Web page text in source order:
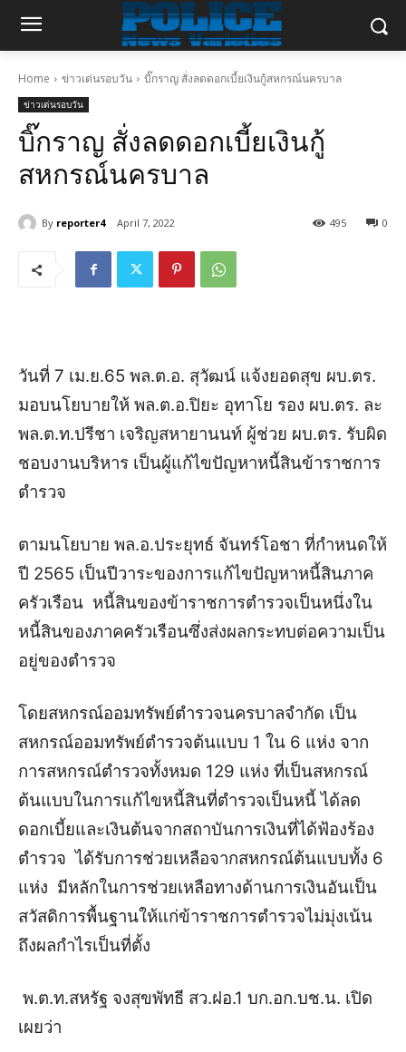
Home ข่าวเด่นรอบวัน บิ๊กราญ สั่งลดดอกเบี้ยเงินกู้สหกรณ์นครบาล
ข่าวเด่นรอบวัน
บิ๊กราญ สั่งลดดอกเบี้ยเงินกู้
สหกรณ์นครบาล
By reporter4 April 7, 2022 0
495
วันที่ 7 เม.ย.65 พล.ต.อ. สุวัฒน์ แจ้งยอดสุข ผบ.ตร.
มอบนโยบายให้ พล.ต.อ.ปิยะ อุทาโย รอง ผบ.ตร. ละ
พล.ต.ท.ปรีชา เจริญสหายานนท์ ผู้ช่วย ผบ.ตร. รับผิด
ชอบงานบริหาร เป็นผู้แก้ไขปัญหาหนี้สินข้าราชการ
ตำรวจ
ตามนโยบาย พล.อ.ประยุทธ์ จันทร์โอชา ที่กำหนดให้
ปี 2565 เป็นปีวาระของการแก้ไขปัญหาหนี้สินภาค
ครัวเรือน หนี้สินของข้าราชการตำรวจเป็นหนึ่งใน
หนี้สินของภาคครัวเรือนซึ่งส่งผลกระทบต่อความเป็น
อยู่ของตำรวจ
โดยสหกรณ์ออมทรัพย์ตำรวจนครบาลจำกัด เป็น
สหกรณ์ออมทรัพย์ตำรวจต้นแบบ 1 ใน 6 แห่ง จาก
การสหกรณ์ตำรวจทั้งหมด 129 แห่ง ที่เป็นสหกรณ์
ต้นแบบในการแก้ไขหนี้สินที่ตำรวจเป็นหนี้ ได้ลด
ดอกเบี้ยและเงินต้นจากสถาบันการเงินที่ได้ฟ้องร้อง
ตำรวจ ได้รับการช่วยเหลือจากสหกรณ์ต้นแบบทั้ง 6
แห่ง มีหลักในการช่วยเหลือทางด้านการเงินอันเป็น
สวัสดิการพื้นฐานให้แก่ข้าราชการตำรวจไม่มุ่งเน้น
ถึงผลกำไรเป็นที่ตั้ง
พ.ต.ท.สหรัฐ จงสุขพัทธี สว.ฝอ.1 บก.อก.บช.น. เปิด
เผยว่า